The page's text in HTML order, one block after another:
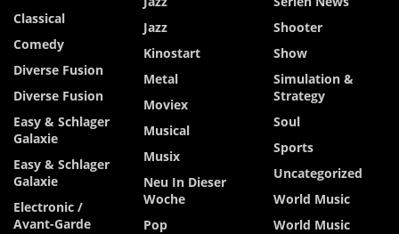
Classical
Comedy
Diverse Fusion
Diverse Fusion
Easy & Schlager
Galaxie
Easy & Schlager
Galaxie
Electronic /
Avant-Garde
Jazz
Kinostart
Metal
Moviex
Musical
Musix
Neu In Dieser
Woche
Pop
Shooter
Show
Simulation &
Strategy
Soul
Sports
Uncategorized
World Music
World Music